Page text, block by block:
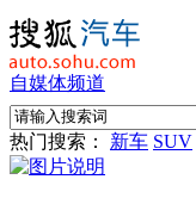
自媒体频道
热门搜索： 新车 SUV